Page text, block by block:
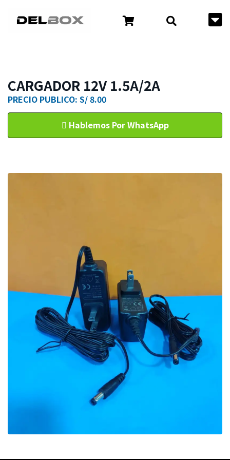
CARGADOR 12V 1.5A/2A
PRECIO PUBLICO: S/ 8.00
Hablemos Por WhatsApp